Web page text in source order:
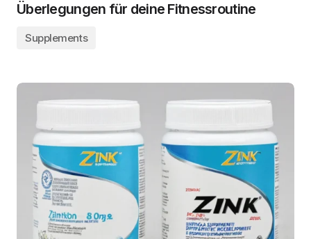
Überlegungen für deine Fitnessroutine
Supplements